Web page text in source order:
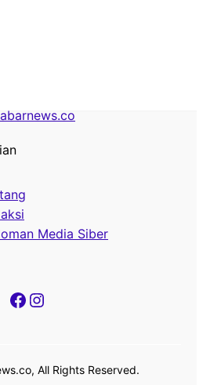
Media Siber
Facebook
Instagram
All Rights Reserved.